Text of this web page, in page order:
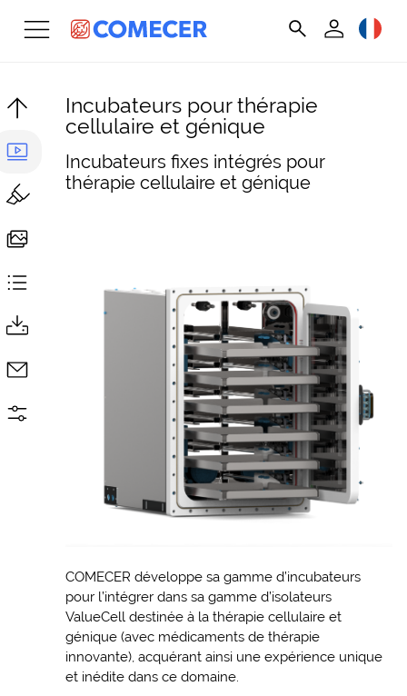
Incubateurs pour thérapie
cellulaire et génique
Incubateurs fixes intégrés pour
thérapie cellulaire et génique
COMECER développe sa gamme d’incubateurs
pour l’intégrer dans sa gamme d’isolateurs
ValueCell destinée à la thérapie cellulaire et
génique (avec médicaments de thérapie
innovante), acquérant ainsi une expérience unique
et inédite dans ce domaine.